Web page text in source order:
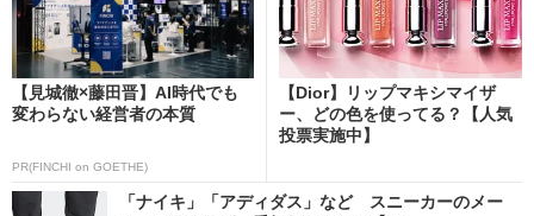
【見城徹×藤田晋】AI時代でも
変わらない経営者の本質
PR(FINCHI on GOETHE)
【Dior】リップマキシマイザ
ー、どの色を使ってる？【人気
投票実施中】
「ナイキ」「アディダス」など スニーカーのメー